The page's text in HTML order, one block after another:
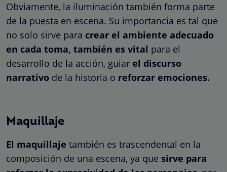
Obviamente, la iluminación también forma parte
de la puesta en escena. Su importancia es tal que
no solo sirve para crear el ambiente adecuado
en cada toma, también es vital para el
desarrollo de la acción, guiar el discurso
narrativo de la historia o reforzar emociones.
Maquillaje
El maquillaje también es trascendental en la
composición de una escena, ya que sirve para